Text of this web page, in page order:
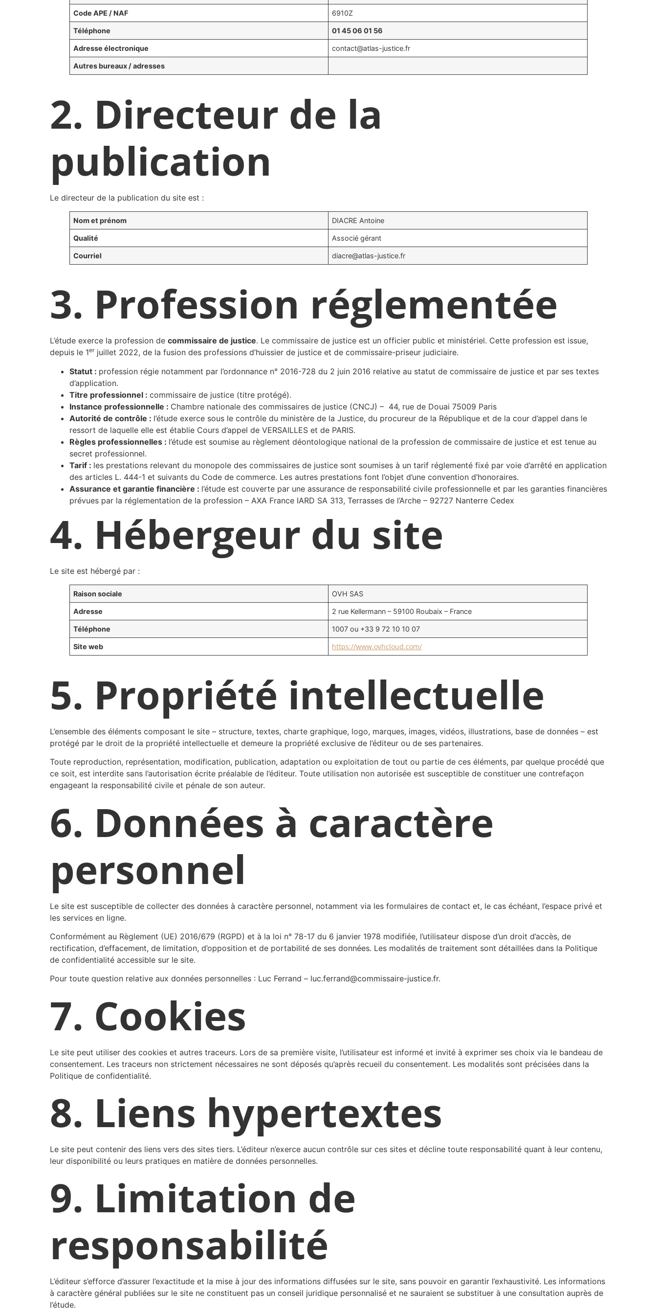
Code APE / NAF 6910Z
Téléphone 01 45 06 01 56
Adresse électronique contact@atlas-justice.fr
Autres bureaux / adresses
2. Directeur de la
publication
Le directeur de la publication du site est :
Nom et prénom DIACRE Antoine
Qualité Associé gérant
Courriel diacre@atlas-justice.fr
3. Profession réglementée
L’étude exerce la profession de commissaire de justice. Le commissaire de justice est un officier public et ministériel. Cette profession est issue,
depuis le 1erjuillet 2022, de la fusion des professions d’huissier de justice et de commissaire-priseur judiciaire.
Statut : profession régie notamment par l’ordonnance n° 2016-728 du 2 juin 2016 relative au statut de commissaire de justice et par ses textes
d’application.
Titre professionnel : commissaire de justice (titre protégé).
Instance professionnelle : Chambre nationale des commissaires de justice (CNCJ) – 44, rue de Douai 75009 Paris
Autorité de contrôle : l’étude exerce sous le contrôle du ministère de la Justice, du procureur de la République et de la cour d’appel dans le
ressort de laquelle elle est établie Cours d’appel de VERSAILLES et de PARIS.
Règles professionnelles : l’étude est soumise au règlement déontologique national de la profession de commissaire de justice et est tenue au
secret professionnel.
Tarif : les prestations relevant du monopole des commissaires de justice sont soumises à un tarif réglementé fixé par voie d’arrêté en application
des articles L. 444-1 et suivants du Code de commerce. Les autres prestations font l’objet d’une convention d’honoraires.
Assurance et garantie financière : l’étude est couverte par une assurance de responsabilité civile professionnelle et par les garanties financières
prévues par la réglementation de la profession – AXA France IARD SA 313, Terrasses de l’Arche – 92727 Nanterre Cedex
4. Hébergeur du site
Le site est hébergé par :
Raison sociale OVH SAS
Adresse 2 rue Kellermann – 59100 Roubaix – France
Téléphone 1007 ou +33 9 72 10 10 07
Site web https://www.ovhcloud.com/
5. Propriété intellectuelle
L’ensemble des éléments composant le site – structure, textes, charte graphique, logo, marques, images, vidéos, illustrations, base de données – est
protégé par le droit de la propriété intellectuelle et demeure la propriété exclusive de l’éditeur ou de ses partenaires.
Toute reproduction, représentation, modification, publication, adaptation ou exploitation de tout ou partie de ces éléments, par quelque procédé que
ce soit, est interdite sans l’autorisation écrite préalable de l’éditeur. Toute utilisation non autorisée est susceptible de constituer une contrefaçon
engageant la responsabilité civile et pénale de son auteur.
6. Données à caractère
personnel
Le site est susceptible de collecter des données à caractère personnel, notamment via les formulaires de contact et, le cas échéant, l’espace privé et
les services en ligne.
Conformément au Règlement (UE) 2016/679 (RGPD) et à la loi n° 78-17 du 6 janvier 1978 modifiée, l’utilisateur dispose d’un droit d’accès, de
rectification, d’effacement, de limitation, d’opposition et de portabilité de ses données. Les modalités de traitement sont détaillées dans la Politique
de confidentialité accessible sur le site.
Pour toute question relative aux données personnelles : Luc Ferrand – luc.ferrand@commissaire-justice.fr.
7. Cookies
Le site peut utiliser des cookies et autres traceurs. Lors de sa première visite, l’utilisateur est informé et invité à exprimer ses choix via le bandeau de
consentement. Les traceurs non strictement nécessaires ne sont déposés qu’après recueil du consentement. Les modalités sont précisées dans la
Politique de confidentialité.
8. Liens hypertextes
Le site peut contenir des liens vers des sites tiers. L’éditeur n’exerce aucun contrôle sur ces sites et décline toute responsabilité quant à leur contenu,
leur disponibilité ou leurs pratiques en matière de données personnelles.
9. Limitation de
responsabilité
L’éditeur s’efforce d’assurer l’exactitude et la mise à jour des informations diffusées sur le site, sans pouvoir en garantir l’exhaustivité. Les informations
à caractère général publiées sur le site ne constituent pas un conseil juridique personnalisé et ne sauraient se substituer à une consultation auprès de
l’étude.